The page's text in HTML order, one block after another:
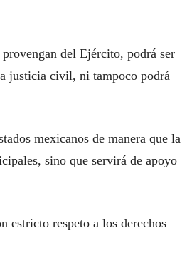
del Ejército, podrá ser
justicia civil, ni tampoco podrá
mexicanos de manera que la
sino que servirá de apoyo
estricto respeto a los derechos